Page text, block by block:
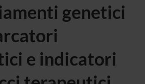
genetici
e indicatori